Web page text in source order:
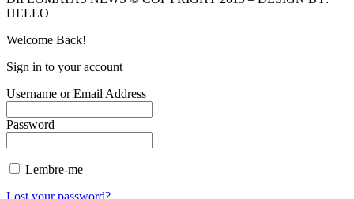
HELLO
Welcome Back!
Sign in to your account
Username or Email Address
Password
Lembre-me